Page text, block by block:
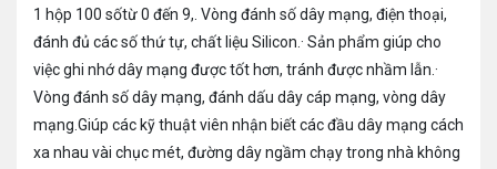
1 hộp 100 sốtừ 0 đến 9,. Vòng đánh số dây mạng, điện thoại,
đánh đủ các số thứ tự, chất liệu Silicon.· Sản phẩm giúp cho
việc ghi nhớ dây mạng được tốt hơn, tránh được nhầm lẫn.·
Vòng đánh số dây mạng, đánh dấu dây cáp mạng, vòng dây
mạng.Giúp các kỹ thuật viên nhận biết các đầu dây mạng cách
xa nhau vài chục mét, đường dây ngầm chạy trong nhà không